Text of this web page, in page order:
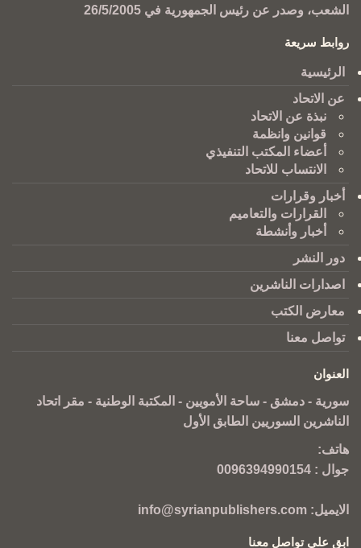
الشعب، وصدر عن رئيس الجمهورية في 26/5/2005
روابط سريعة
الرئيسية
عن الاتحاد
نبذة عن الاتحاد
قوانين وانظمة
أعضاء المكتب التنفيذي
الانتساب للاتحاد
أخبار وقرارات
القرارات والتعاميم
أخبار وأنشطة
دور النشر
اصدارات الناشرين
معارض الكتب
تواصل معنا
العنوان
سورية - دمشق - ساحة الأمويين - المكتبة الوطنية - مقر اتحاد
الناشرين السوريين الطابق الأول
هاتف:
جوال : 0096394990154
الايميل: info@syrianpublishers.com
ابق على تواصل معنا